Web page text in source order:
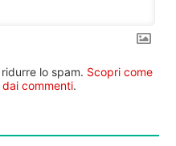
lo spam. Scopri come
commenti.